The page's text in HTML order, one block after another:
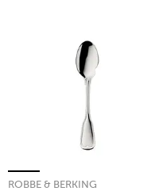
ROBBE & BERKING